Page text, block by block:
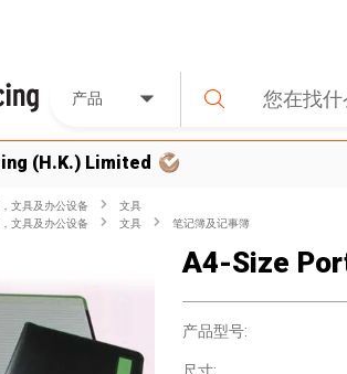
产品
(H.K.) Limited
文具及办公设备
文具
文具及办公设备 文具 笔记簿及记事簿
A4-Size
产品型号: